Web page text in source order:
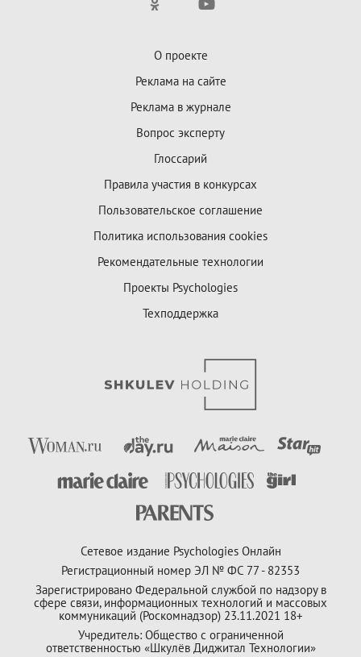
О проекте
Реклама на сайте
Реклама в журнале
Вопрос эксперту
Глоссарий
Правила участия в конкурсах
Пользовательское соглашение
Политика использования cookies
Рекомендательные технологии
Проекты Psychologies
Техподдержка
Сетевое издание Psychologies Онлайн
Регистрационный номер ЭЛ № ФС 77 - 82353
Зарегистрировано Федеральной службой по надзору в
сфере связи, информационных технологий и массовых
коммуникаций (Роскомнадзор) 23.11.2021 18+
Учредитель: Общество с ограниченной
ответственностью «Шкулёв Диджитал Технологии»